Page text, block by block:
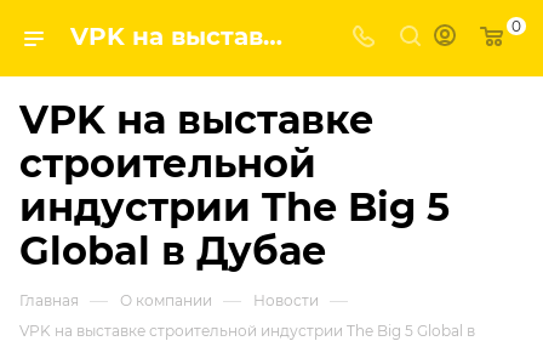
VPK на выставке строительной индустрии The Big 5 Global в Дубае | ГК ВПК - наши новости 0
VPK на выставке
строительной
индустрии The Big 5
Global в Дубае
Главная — О компании — Новости —
VPK на выставке строительной индустрии The Big 5 Global в